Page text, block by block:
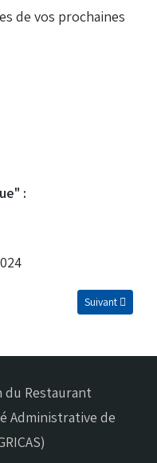
de vos prochaines
:
dans les animations
Article suivant
Suivant
du Restaurant
Administrative de